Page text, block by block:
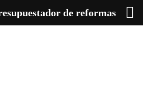
de reformas